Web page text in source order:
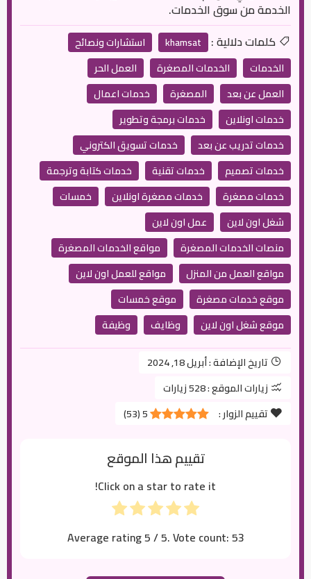
الخدمة من سوق الخدمات.
كلمات دلالية :
khamsat
استشارات ونصائح
الخدمات
الخدمات المصغرة
العمل الحر
العمل عن بعد
المصغرة
خدمات اعمال
خدمات اونلاين
خدمات برمجة وتطوير
خدمات تدريب عن بعد
خدمات تسويق الكتروني
خدمات تصميم
خدمات تقنية
خدمات كتابة وترجمة
خدمات مصغرة
خدمات مصغرة اونلاين
خمسات
شغل اون لاين
عمل اون لاين
منصات الخدمات المصغرة
مواقع الخدمات المصغرة
مواقع العمل من المنزل
مواقع للعمل اون لاين
موقع خدمات مصغرة
موقع خمسات
موقع شغل اون لاين
وظايف وظيفة
تاريخ الإضافة :أبريل 18, 2024
زيارات الموقع :528 زيارات
تقييم الزوار :
5
(
53
)
تقييم هذا الموقع
Click on a star to rate it!
Average rating5/ 5. Vote count:53